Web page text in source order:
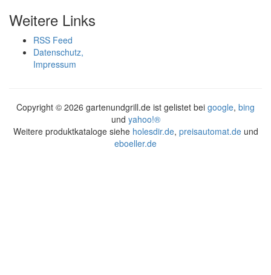
Weitere Links
RSS Feed
Datenschutz,
Impressum
Copyright © 2026 gartenundgrill.de ist gelistet bei google, bing
und yahoo!®
Weitere produktkataloge siehe holesdir.de, preisautomat.deund
eboeller.de